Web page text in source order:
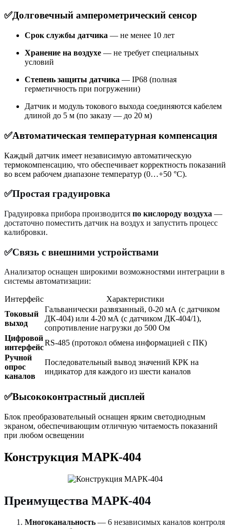
✅Долговечный амперометрический сенсор
Срок службы датчика — не менее 10 лет
Хранение на воздухе — не требует специальных
условий
Степень защиты датчика — IP68 (полная
герметичность при погружении)
Датчик и модуль токового выхода соединяются кабелем
длиной до 5 м (по заказу — до 20 м)
✅Автоматическая температурная компенсация
Каждый датчик имеет независимую автоматическую
термокомпенсацию, что обеспечивает корректность показаний
во всем рабочем диапазоне температур (0…+50 °C).
✅Простая градуировка
Градуировка прибора производится по кислороду воздуха —
достаточно поместить датчик на воздух и запустить процесс
калибровки.
✅Связь с внешними устройствами
Анализатор оснащен широкими возможностями интеграции в
системы автоматизации:
Интерфейс
Характеристики
Токовый
выход
Гальванически развязанный, 0-20 мА (с датчиком
ДК-404) или 4-20 мА (с датчиком ДК-404/1),
сопротивление нагрузки до 500 Ом
Цифровой
интерфейс
RS-485 (протокол обмена информацией с ПК)
Ручной
опрос
каналов
Последовательный вывод значений КРК на
индикатор для каждого из шести каналов
✅Высококонтрастный дисплей
Блок преобразовательный оснащен ярким светодиодным
экраном, обеспечивающим отличную читаемость показаний
при любом освещении
Конструкция МАРК-404
Преимущества МАРК-404
Многоканальность — 6 независимых каналов контроля